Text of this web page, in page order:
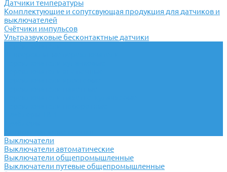
Датчики температуры
Комплектующие и сопутсвующая продукция для датчиков и
выключателей
Счётчики импульсов
Ультразвуковые бесконтактные датчики
Выключатели
Выключатели автоматические
Выключатели общепромышленные
Выключатели путевые общепромышленные